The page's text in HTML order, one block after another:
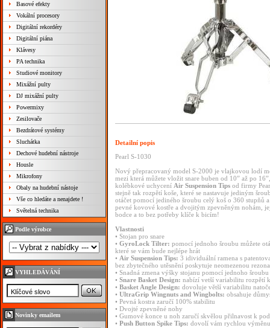
Basové efekty
Vokální procesory
Digitální rekordéry
Digitální piána
Klávesy
PA technika
Studiové monitory
Mixážní pulty
DJ mixážní pulty
Powermixy
Zesilovače
Bezdrátové systémy
Sluchátka
Dechové hudební nástroje
Housle
Mikrofony
Obaly na hudební nástoje
Vše co hledáte a nenajdete !
Světelná technika
Podle výrobce
VYHLEDÁVÁNÍ
Novinky emailem
Detailní popis
Pearl S-1030
Nový přepracovaný model S-2000 je vlajkovou lodí
mezi která můžete vložit snare buben od 10” až po
kolébkové uchycení Air Suspension Tips od firmy
stejně tak rozpětí koše, které se nastavuje jediným
otáčet pomocí jediného šroubu celý koš o 360
pevné kovové kostře a dvojitým zpevněným nohám,
bodce a to bez potřeby klíče k bicím!
Vlastnosti
• Stojan pro snare
• GyroLock Tilter: pomocí jednoho šroubu můžete
které se vám bude nejlépe hrát
• Air Suspension Tips: 3 idividuální ramena s
bez zbytečného utěsnění poskytuje neomezenou
• Snadná zmena výšky stojanu pomocí jednoho šroubu
• Snare Basket Design: nabízí vetší variabilitu rozpětí
• Basket Angle Design: dovoluje větší variabilitu
• UltraGrip Wingnuts and Wingbolts: obsahuje
• Pevná kostra zaručí 100% stabilitu
• Dvojté zpevněné nohy
• Gumové konce u noh zaručí skvělou přilnavost k
• Push Button Spike Tips: dovolí vám rychlou